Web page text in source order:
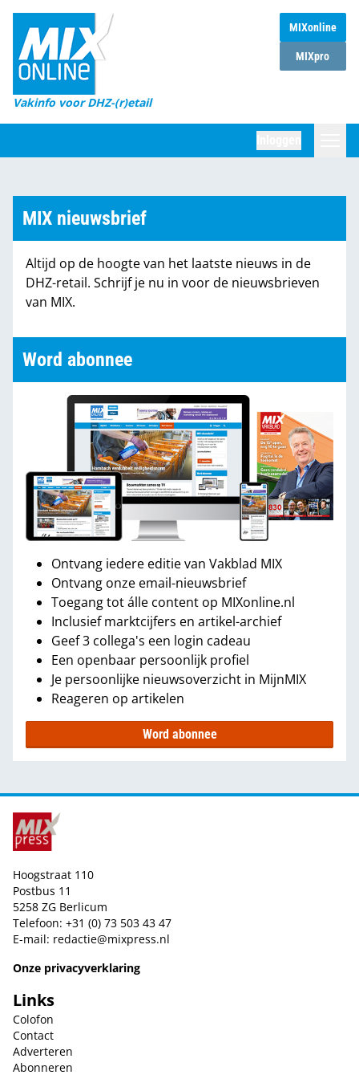
MIXonline
MIXpro
Vakinfo voor DHZ-(r)etail
Home
Magazines
DHZ Sessie
Marktcijfers
Partners
MIX nieuwsbrief
Altijd op de hoogte van het laatste nieuws in de
DHZ-retail. Schrijf je nu in voor de nieuwsbrieven
van MIX.
Word abonnee
Ontvang iedere editie van Vakblad MIX
Ontvang onze email-nieuwsbrief
Toegang tot álle content op MIXonline.nl
Inclusief marktcijfers en artikel-archief
Geef 3 collega's een login cadeau
Een openbaar persoonlijk profiel
Je persoonlijke nieuwsoverzicht in MijnMIX
Reageren op artikelen
Word abonnee
Hoogstraat 110
Postbus 11
5258 ZG Berlicum
Telefoon: +31 (0) 73 503 43 47
E-mail: redactie@mixpress.nl
Onze privacyverklaring
Links
Colofon
Contact
Adverteren
Abonneren